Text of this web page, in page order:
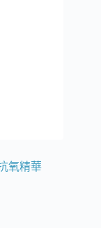
氧精華